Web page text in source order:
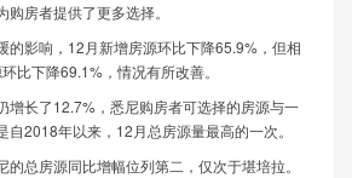
房者提供了更多选择。
的影响，12月新增房源环比下降65.9%，但相
比下降69.1%，情况有所改善。
增长了12.7%，悉尼购房者可选择的房源与一
2018年以来，12月总房源量最高的一次。
总房源同比增幅位列第二，仅次于堪培拉。